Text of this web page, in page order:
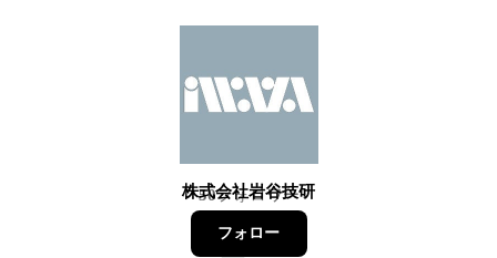
株式会社岩谷技研
50フォロワー
フォロー